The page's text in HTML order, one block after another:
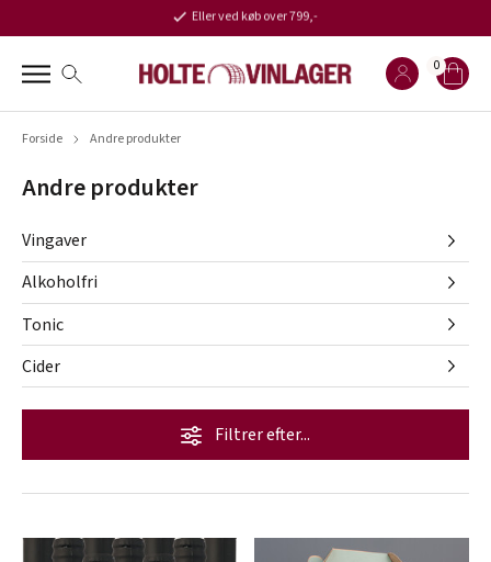
Eller ved køb over 799,-
0
Forside Andre produkter
Andre produkter
Vingaver
Alkoholfri
Tonic
Cider
Filtrer efter...